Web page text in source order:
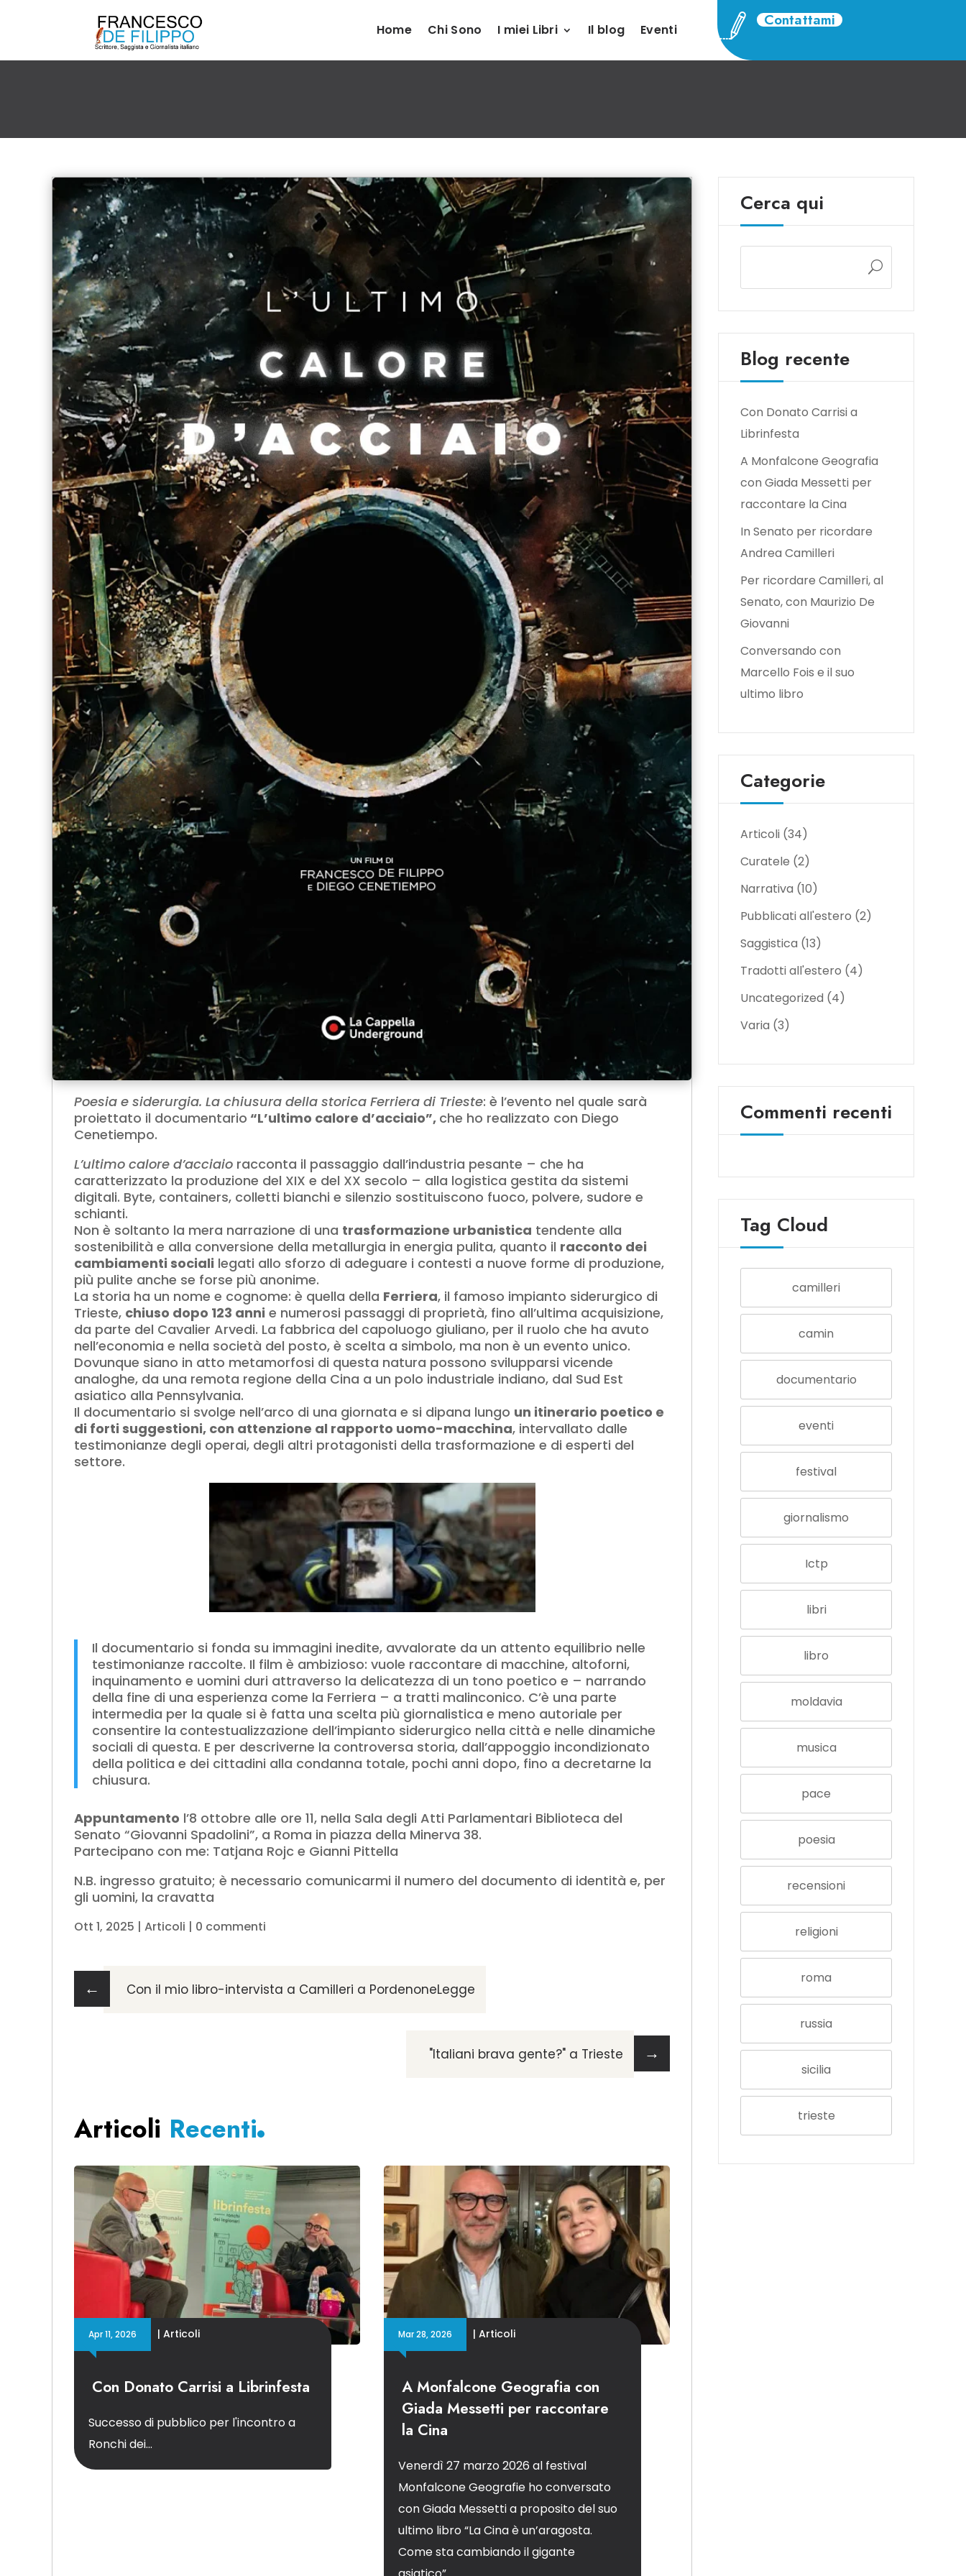
Home Chi Sono I miei Libri Il blog Eventi
Contattami
Poesia e siderurgia. La chiusura della storica Ferriera di Trieste: è l’evento nel quale sarà
proiettato il documentario “L’ultimo calore d’acciaio”, che ho realizzato con Diego
Cenetiempo.
L’ultimo calore d’acciaio racconta il passaggio dall’industria pesante – che ha
caratterizzato la produzione del XIX e del XX secolo – alla logistica gestita da sistemi
digitali. Byte, containers, colletti bianchi e silenzio sostituiscono fuoco, polvere, sudore e
schianti.
Non è soltanto la mera narrazione di una trasformazione urbanistica tendente alla
sostenibilità e alla conversione della metallurgia in energia pulita, quanto il racconto dei
cambiamenti sociali legati allo sforzo di adeguare i contesti a nuove forme di produzione,
più pulite anche se forse più anonime.
La storia ha un nome e cognome: è quella della Ferriera, il famoso impianto siderurgico di
Trieste, chiuso dopo 123 anni e numerosi passaggi di proprietà, fino all’ultima acquisizione,
da parte del Cavalier Arvedi. La fabbrica del capoluogo giuliano, per il ruolo che ha avuto
nell’economia e nella società del posto, è scelta a simbolo, ma non è un evento unico.
Dovunque siano in atto metamorfosi di questa natura possono svilupparsi vicende
analoghe, da una remota regione della Cina a un polo industriale indiano, dal Sud Est
asiatico alla Pennsylvania.
Il documentario si svolge nell’arco di una giornata e si dipana lungo un itinerario poetico e
di forti suggestioni, con attenzione al rapporto uomo-macchina, intervallato dalle
testimonianze degli operai, degli altri protagonisti della trasformazione e di esperti del
settore.
Il documentario si fonda su immagini inedite, avvalorate da un attento equilibrio nelle
testimonianze raccolte. Il film è ambizioso: vuole raccontare di macchine, altoforni,
inquinamento e uomini duri attraverso la delicatezza di un tono poetico e – narrando
della fine di una esperienza come la Ferriera – a tratti malinconico. C’è una parte
intermedia per la quale si è fatta una scelta più giornalistica e meno autoriale per
consentire la contestualizzazione dell’impianto siderurgico nella città e nelle dinamiche
sociali di questa. E per descriverne la controversa storia, dall’appoggio incondizionato
della politica e dei cittadini alla condanna totale, pochi anni dopo, fino a decretarne la
chiusura.
Appuntamento l’8 ottobre alle ore 11, nella Sala degli Atti Parlamentari Biblioteca del
Senato “Giovanni Spadolini”, a Roma in piazza della Minerva 38.
Partecipano con me: Tatjana Rojc e Gianni Pittella
N.B. ingresso gratuito; è necessario comunicarmi il numero del documento di identità e, per
gli uomini, la cravatta
Ott 1, 2025 | Articoli | 0 commenti
← Con il mio libro-intervista a Camilleri a PordenoneLegge
"Italiani brava gente?" a Trieste →
Articoli Recenti
Con Donato Carrisi a Librinfesta
Apr 11, 2026 | Articoli
Successo di pubblico per l'incontro a
Ronchi dei...
A Monfalcone Geografia con
Giada Messetti per raccontare
la Cina
Mar 28, 2026 |Articoli
Venerdì 27 marzo 2026 al festival
Monfalcone Geografie ho conversato
con Giada Messetti a proposito del suo
ultimo libro “La Cina è un’aragosta.
Come sta cambiando il gigante
Cerca qui
Blog recente
Con Donato Carrisi a
Librinfesta
A Monfalcone Geografia
con Giada Messetti per
raccontare la Cina
In Senato per ricordare
Andrea Camilleri
Per ricordare Camilleri, al
Senato, con Maurizio De
Giovanni
Conversando con
Marcello Fois e il suo
ultimo libro
Categorie
Articoli (34)
Curatele (2)
Narrativa (10)
Pubblicati all'estero (2)
Saggistica (13)
Tradotti all'estero (4)
Uncategorized (4)
Varia (3)
Commenti recenti
Tag Cloud
camilleri
camin
documentario
eventi
festival
giornalismo
Ictp
libri
libro
moldavia
musica
pace
poesia
recensioni
religioni
roma
russia
sicilia
trieste